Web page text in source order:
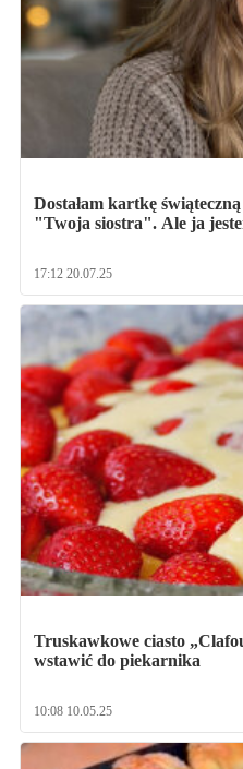
Dostałam kartkę
"Twoja siostra". Ale ja
17:12 20.07.25
Truskawkowe ciasto
wstawić do piekarnika
10:08 10.05.25